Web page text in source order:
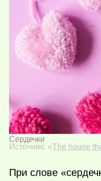
Сердечки
Источник: « The house
При слове